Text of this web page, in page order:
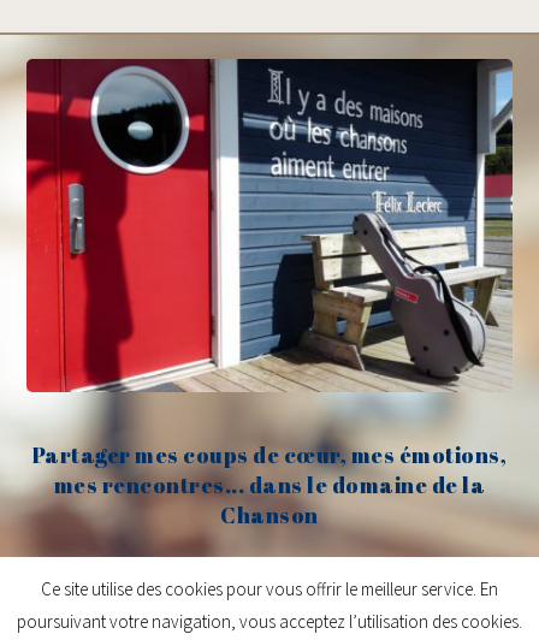
Partager mes coups de cœur, mes émotions,
mes rencontres... dans le domaine de la
Chanson
Claude Fèvre
Ce site utilise des cookies pour vous offrir le meilleur service. En
poursuivant votre navigation, vous acceptez l’utilisation des cookies.